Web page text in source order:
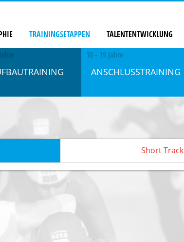
TRAININGSETAPPEN TALENTENTWICKLUNG
18 - 19 Jahre
ANSCHLUSS­TRAINING
Short Track